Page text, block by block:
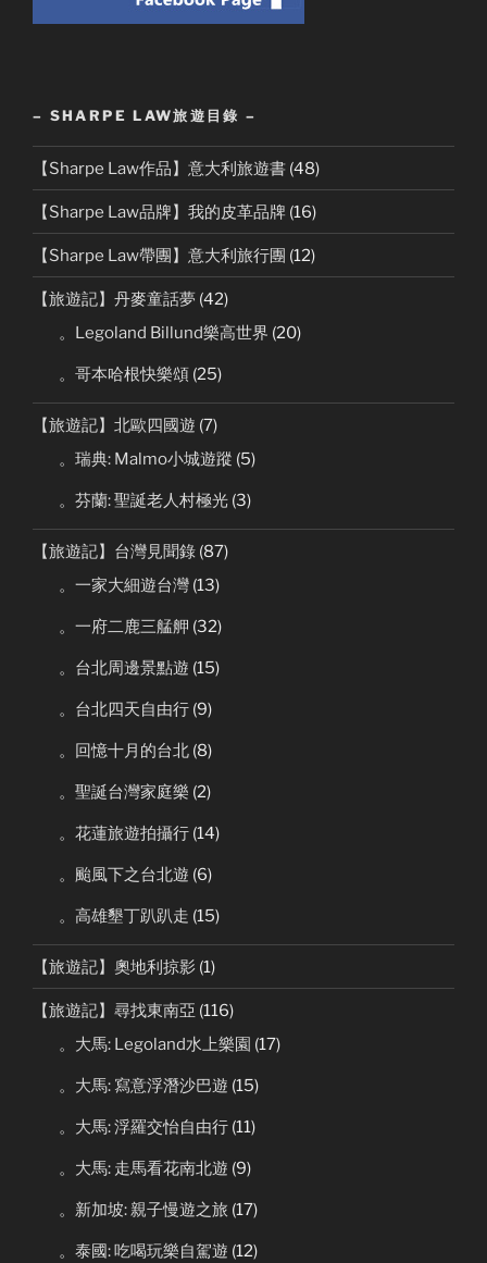
– SHARPE LAW旅遊目錄 –
【Sharpe Law作品】意大利旅遊書 (48)
【Sharpe Law品牌】我的皮革品牌 (16)
【Sharpe Law帶團】意大利旅行團 (12)
【旅遊記】丹麥童話夢 (42)
。Legoland Billund樂高世界 (20)
。哥本哈根快樂頌 (25)
【旅遊記】北歐四國遊 (7)
。瑞典: Malmo小城遊蹤 (5)
。芬蘭: 聖誕老人村極光 (3)
【旅遊記】台灣見聞錄 (87)
。一家大細遊台灣 (13)
。一府二鹿三艋舺 (32)
。台北周邊景點遊 (15)
。台北四天自由行 (9)
。回憶十月的台北 (8)
。聖誕台灣家庭樂 (2)
。花蓮旅遊拍攝行 (14)
。颱風下之台北遊 (6)
。高雄墾丁趴趴走 (15)
【旅遊記】奧地利掠影 (1)
【旅遊記】尋找東南亞 (116)
。大馬: Legoland水上樂園 (17)
。大馬: 寫意浮潛沙巴遊 (15)
。大馬: 浮羅交怡自由行 (11)
。大馬: 走馬看花南北遊 (9)
。新加坡: 親子慢遊之旅 (17)
。泰國: 吃喝玩樂自駕遊 (12)